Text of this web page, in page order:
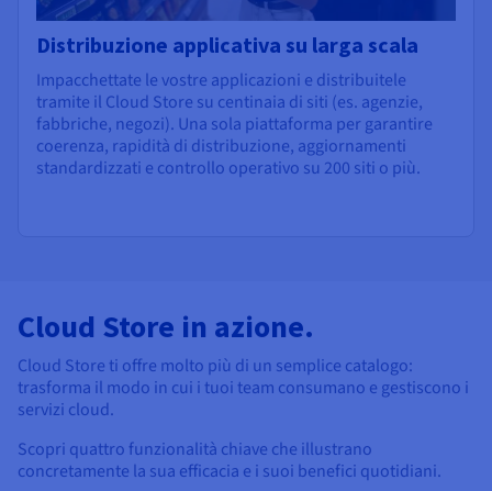
Distribuzione applicativa su larga scala
Impacchettate le vostre applicazioni e distribuitele
tramite il Cloud Store su centinaia di siti (es. agenzie,
fabbriche, negozi). Una sola piattaforma per garantire
coerenza, rapidità di distribuzione, aggiornamenti
standardizzati e controllo operativo su 200 siti o più.
Cloud Store in azione.
Cloud Store ti offre molto più di un semplice catalogo:
trasforma il modo in cui i tuoi team consumano e gestiscono i
servizi cloud.
Scopri quattro funzionalità chiave che illustrano
concretamente la sua efficacia e i suoi benefici quotidiani.